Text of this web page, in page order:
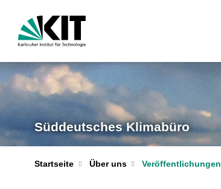
Süddeutsches Klimabüro
Startseite Über uns Veröffentlichungen